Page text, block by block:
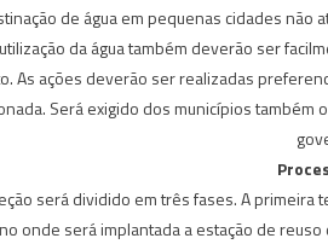
de água em pequenas cidades
da água também deverão ser
As ações deverão ser realizadas
Será exigido dos municípios também
será dividido em três fases. A
onde será implantada a estação de